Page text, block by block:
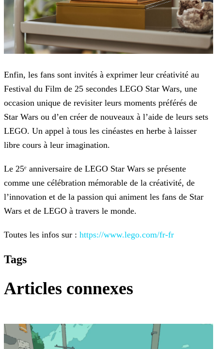
Enfin, les fans sont invités à exprimer leur créativité au
Festival du Film de 25 secondes LEGO Star Wars, une
occasion unique de revisiter leurs moments préférés de
Star Wars ou d’en créer de nouveaux à l’aide de leurs sets
LEGO. Un appel à tous les cinéastes en herbe à laisser
libre cours à leur imagination.
Le 25ᵉ anniversaire de LEGO Star Wars se présente
comme une célébration mémorable de la créativité, de
l’innovation et de la passion qui animent les fans de Star
Wars et de LEGO à travers le monde.
Toutes les infos sur : https://www.lego.com/fr-fr
Tags
Articles connexes